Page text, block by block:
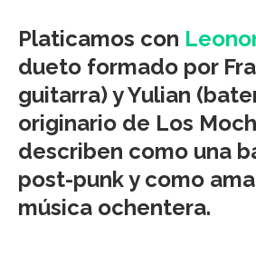
Platicamos con
dueto formado por
guitarra) y Yulian
originario de Los
describen como una
post-punk y como
música ochentera.